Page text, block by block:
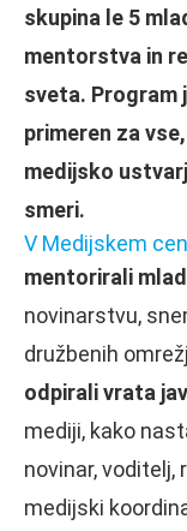
skupina le 5
mentorstva in
sveta. Program
primeren za
medijsko
smeri.
V Medijskem
mentorirali
novinarstvu,
družbenih
odpirali vrata
mediji, kako
novinar, voditelj,
medijski